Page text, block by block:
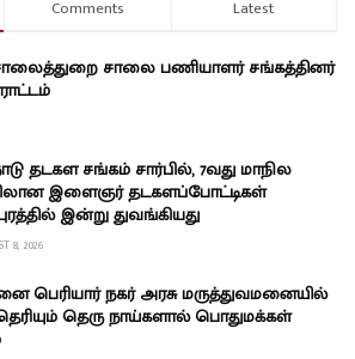
Comments Latest
சாலை பணியாளர் சங்கத்தினர்
தடகள சங்கம் சார்பில், 7வது மாநில
இளைஞர் தடகளப்போட்டிகள்
இன்று துவங்கியது
8, 2026
பெரியார் நகர் அரசு மருத்துவமனையில்
தெரியும் தெரு நாய்களால் பொதுமக்கள்